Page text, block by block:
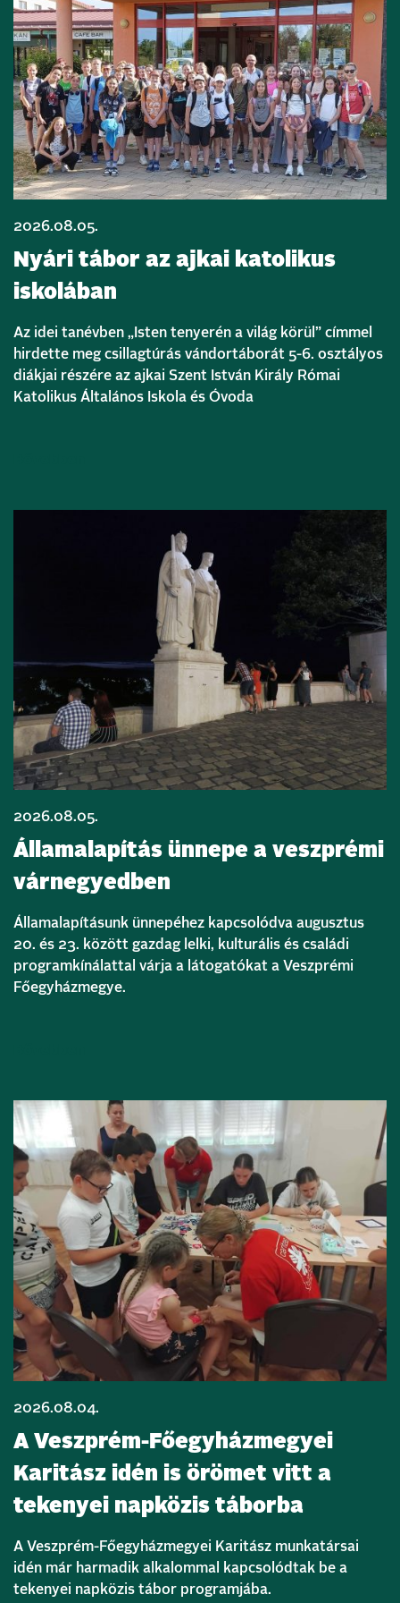
2026.08.05.
Nyári tábor az ajkai katolikus
iskolában
Az idei tanévben „Isten tenyerén a világ körül” címmel
hirdette meg csillagtúrás vándortáborát 5-6. osztályos
diákjai részére az ajkai Szent István Király Római
Katolikus Általános Iskola és Óvoda
2026.08.05.
Államalapítás ünnepe a veszprémi
várnegyedben
Államalapításunk ünnepéhez kapcsolódva augusztus
20. és 23. között gazdag lelki, kulturális és családi
programkínálattal várja a látogatókat a Veszprémi
Főegyházmegye.
2026.08.04.
A Veszprém-Főegyházmegyei
Karitász idén is örömet vitt a
tekenyei napközis táborba
A Veszprém-Főegyházmegyei Karitász munkatársai
idén már harmadik alkalommal kapcsolódtak be a
tekenyei napközis tábor programjába.